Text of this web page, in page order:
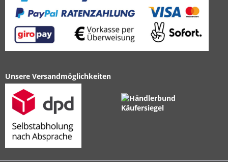
Unsere Versandmöglichkeiten